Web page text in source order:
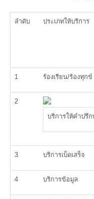
ลำดับ ประเภทให้บริการ
1 ร้องเรียน/ร้องทุกข์
2
บริการให้คำปรึก
3 บริการเบ็ดเสร็จ
4 บริการข้อมูล